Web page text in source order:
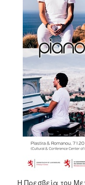
2016
2015
2013
2012
2010
2006
ΠΟΛΙΤΙΣΜΟΣ
Η Πρεσβεία του